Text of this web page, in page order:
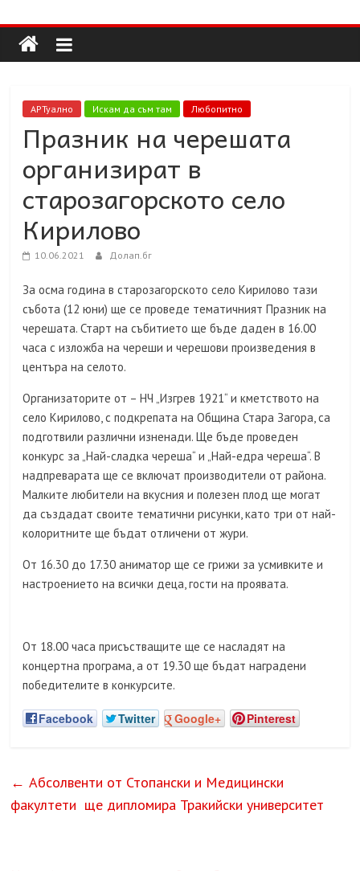
to
content
Долап
БГ
култура|
пътешествия|
мода|
събития|
кухня|
реклама|
минало|
АРТуално Искам да съм там Любопитно
Празник на черешата
организират в
старозагорското село
Кирилово
10.06.2021 Долап.бг
За осма година в старозагорското село Кирилово тази
събота (12 юни) ще се проведе тематичният Празник на
черешата. Старт на събитието ще бъде даден в 16.00
часа с изложба на череши и черешови произведения в
центъра на селото.
Организаторите от – НЧ „Изгрев 1921“ и кметството на
село Кирилово, с подкрепата на Община Стара Загора, са
подготвили различни изненади. Ще бъде проведен
конкурс за „Най-сладка череша“ и „Най-едра череша“. В
надпреварата ще се включат производители от района.
Малките любители на вкусния и полезен плод ще могат
да създадат своите тематични рисунки, като три от най-
колоритните ще бъдат отличени от жури.
От 16.30 до 17.30 аниматор ще се грижи за усмивките и
настроението на всички деца, гости на проявата.
От 18.00 часа присъстващите ще се насладят на
концертна програма, а от 19.30 ще бъдат наградени
победителите в конкурсите.
Facebook Twitter Google+ Pinterest
← Абсолвенти от Стопански и Медицински
факултети ще дипломира Тракийски университет